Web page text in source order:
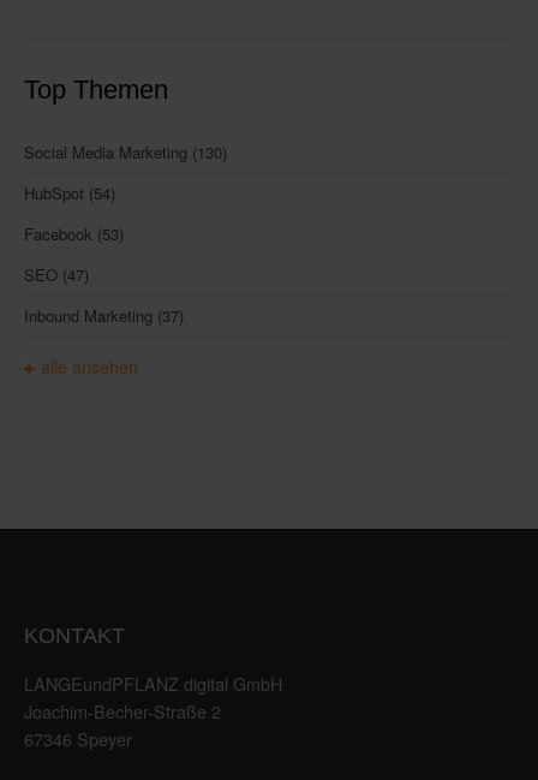
Top Themen
Social Media Marketing (130)
HubSpot (54)
Facebook (53)
SEO (47)
Inbound Marketing (37)
alle ansehen
KONTAKT
LANGEundPFLANZ digital GmbH
Joachim-Becher-Straße 2
67346 Speyer